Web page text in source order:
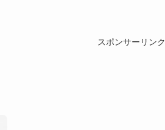
スポンサーリンク